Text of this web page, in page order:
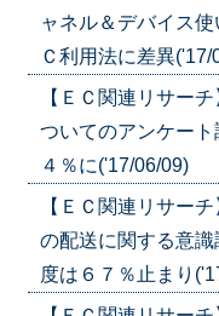
ャネル＆デバイス
Ｃ利用法に差異('17/
【ＥＣ関連リサー
ついてのアンケー
４％に('17/06/09)
【ＥＣ関連リサー
の配送に関する意
度は６７％止まり